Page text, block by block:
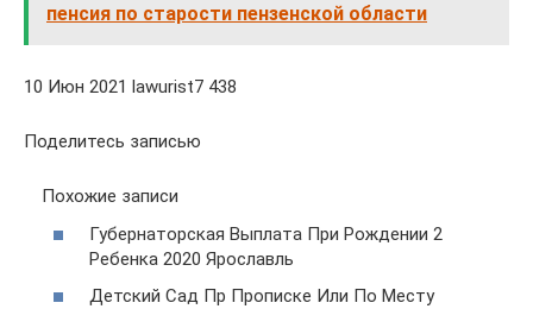
пенсия по старости пензенской области
10 Июн 2021 lawurist7 438
Поделитесь записью
Похожие записи
Губернаторская Выплата При Рождении 2
Ребенка 2020 Ярославль
Детский Сад Пр Прописке Или По Месту